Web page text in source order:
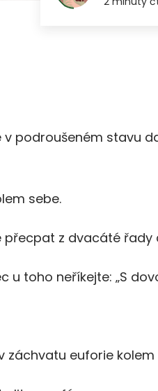
v podroušeném stavu
sebe.
přecpat z dvacáté řady
u toho neříkejte: „S
záchvatu euforie kolem